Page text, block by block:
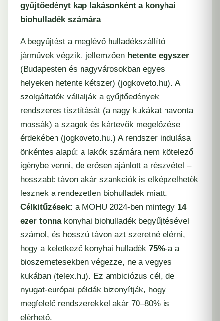
gyűjtőedényt kap lakásonként a konyhai
biohulladék számára
A begyűjtést a meglévő hulladékszállító
járművek végzik, jellemzően hetente egyszer
(Budapesten és nagyvárosokban egyes
helyeken hetente kétszer) (​jogkoveto.hu). A
szolgáltatók vállalják a gyűjtőedények
rendszeres tisztítását (a nagy kukákat havonta
mossák) a szagok és kártevők megelőzése
érdekében (​jogkoveto.hu.) A rendszer indulása
önkéntes alapú: a lakók számára nem kötelező
igénybe venni, de erősen ajánlott a részvétel –
hosszabb távon akár szankciók is elképzelhetők
lesznek a rendezetlen biohulladék miatt.
Célkitűzések: a MOHU 2024-ben mintegy 14
ezer tonnakonyhai biohulladék begyűjtésével
számol, és hosszú távon azt szeretné elérni,
hogy a keletkező konyhai hulladék 75%-a a
bioszemetesekben végezze, ne a vegyes
kukában (​telex.hu). Ez ambiciózus cél, de
nyugat-európai példák bizonyítják, hogy
megfelelő rendszerekkel akár 70–80% is
elérhető.